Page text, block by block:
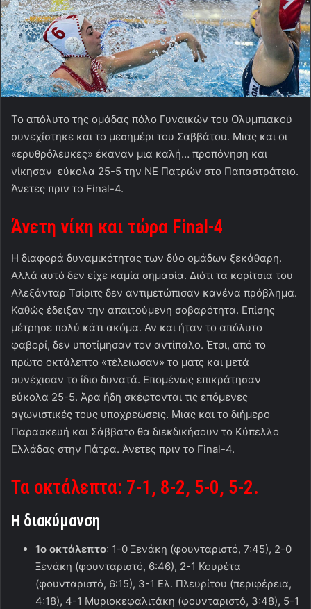
Το απόλυτο της ομάδας πόλο Γυναικών του Ολυμπιακού
συνεχίστηκε και το μεσημέρι του Σαββάτου. Μιας και οι
«ερυθρόλευκες» έκαναν μια καλή… προπόνηση και
νίκησαν εύκολα 25-5 την ΝΕ Πατρών στο Παπαστράτειο.
Άνετες πριν το Final-4.
Άνετη νίκη και τώρα Final -4
Η διαφορά δυναμικότητας των δύο ομάδων ξεκάθαρη.
Αλλά αυτό δεν είχε καμία σημασία. Διότι τα κορίτσια του
Αλεξάνταρ Τσίριτς δεν αντιμετώπισαν κανένα πρόβλημα.
Καθώς έδειξαν την απαιτούμενη σοβαρότητα. Επίσης
μέτρησε πολύ κάτι ακόμα. Αν και ήταν το απόλυτο
φαβορί, δεν υποτίμησαν τον αντίπαλο. Έτσι, από το
πρώτο οκτάλεπτο «τέλειωσαν» το ματς και μετά
συνέχισαν το ίδιο δυνατά. Επομένως επικράτησαν
εύκολα 25-5. Άρα ήδη σκέφτονται τις επόμενες
αγωνιστικές τους υποχρεώσεις. Μιας και το διήμερο
Παρασκευή και Σάββατο θα διεκδικήσουν το Κύπελλο
Ελλάδας στην Πάτρα. Άνετες πριν το Final-4.
Τα οκτάλεπτα: 7-1, 8-2, 5-0, 5-2.
Η διακύμανση
1ο οκτάλεπτο: 1-0 Ξενάκη (φουνταριστό, 7:45), 2-0
Ξενάκη (φουνταριστό, 6:46), 2-1 Κουρέτα
(φουνταριστό, 6:15), 3-1 Ελ. Πλευρίτου (περιφέρεια,
4:18), 4-1 Μυριοκεφαλιτάκη (φουνταριστό, 3:48), 5-1